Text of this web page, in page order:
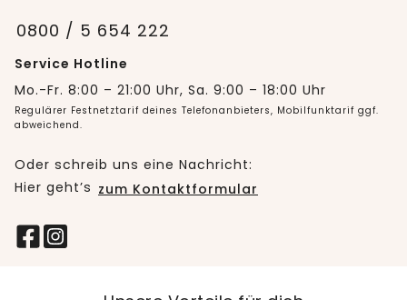
0800 / 5 654 222
Service Hotline
Mo.-Fr. 8:00 – 21:00 Uhr, Sa. 9:00 – 18:00 Uhr
Regulärer Festnetztarif deines Telefonanbieters, Mobilfunktarif ggf.
abweichend.
Oder schreib uns eine Nachricht:
Hier geht’s zum Kontaktformular